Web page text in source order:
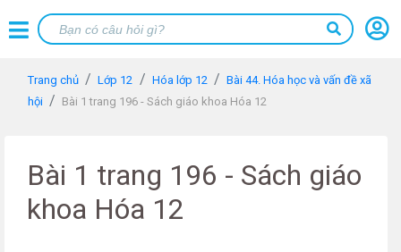
Trang chủ Lớp 12 Hóa lớp 12
Bài 44. Hóa học và vấn đề xã
hội
Bài 1 trang 196 - Sách giáo khoa Hóa 12
Bài 1 trang 196 - Sách giáo
khoa Hóa 12